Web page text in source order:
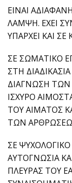
ΕΙΝΑΙ
ΛΑΜΨΗ. ΕΧΕΙ
ΥΠΑΡΧΕΙ ΚΑΙ
ΣΕ ΣΩΜΑΤΙΚΟ
ΣΤΗ
ΔΙΑΓΝΩΣΗ ΤΩΝ
ΙΣΧΥΡΟ
ΤΟΥ ΑΙΜΑΤΟΣ
ΤΩΝ
ΣΕ
ΑΥΤΟΓΝΩΣΙΑ
ΠΛΕΥΡΑΣ ΤΟΥ